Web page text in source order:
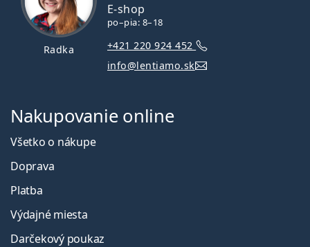
Radka
E-shop
po–pia: 8–18
+421 220 924 452
info@lentiamo.sk
Nakupovanie online
Všetko o nákupe
Doprava
Platba
Výdajné miesta
Darčekový poukaz